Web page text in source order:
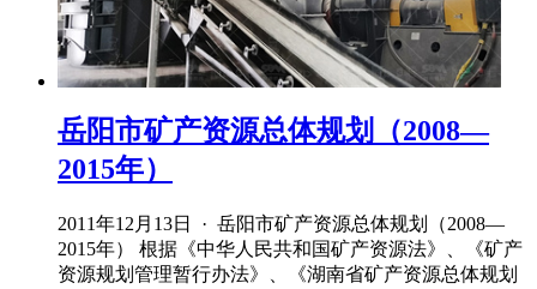
岳阳市矿产资源总体规划（2008—
2015年）
2011年12月13日 · 岳阳市矿产资源总体规划（2008—
2015年） 根据《中华人民共和国矿产资源法》、《矿产
资源规划管理暂行办法》、《湖南省矿产资源总体规划